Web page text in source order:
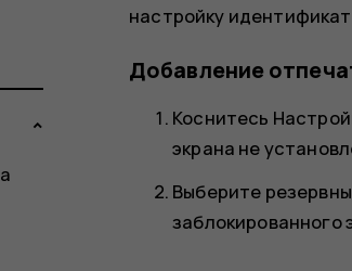
настройку
Добавление
Коснитесь
экрана не
Выберите
заблокированного